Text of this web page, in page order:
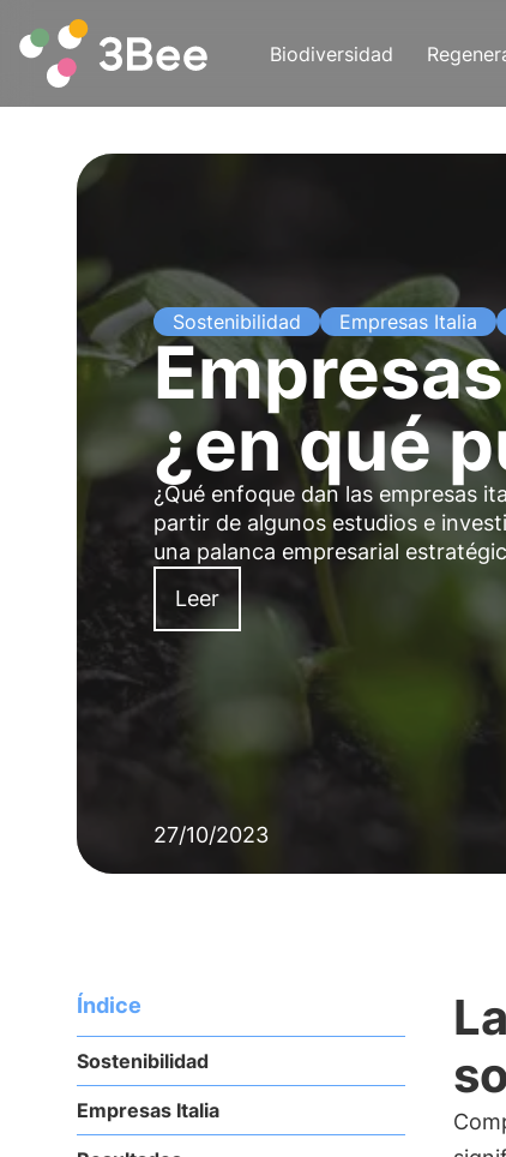
Biodiversidad
Sostenibilidad Empresas Italia
¿en qué
¿Qué enfoque dan las empresas
partir de algunos estudios e
una palanca empresarial
Leer
27/10/2023
Índice
Sostenibilidad
Empresas Italia